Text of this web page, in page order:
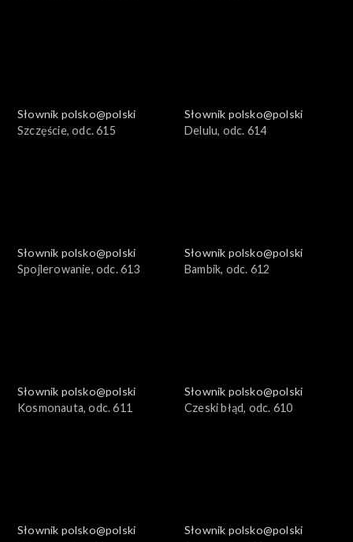
Słownik polsko@polski
Szczęście, odc. 615
Słownik polsko@polski
Delulu, odc. 614
Słownik polsko@polski
Spojlerowanie, odc. 613
Słownik polsko@polski
Bambik, odc. 612
Słownik polsko@polski
Kosmonauta, odc. 611
Słownik polsko@polski
Czeski błąd, odc. 610
Słownik polsko@polski
Słownik polsko@polski